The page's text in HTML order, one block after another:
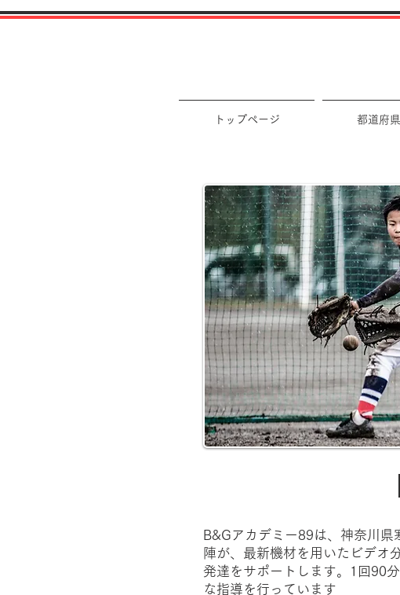
トップページ 都道府
B&Gアカデミー89は、神奈川
陣が、最新機材を用いたビデオ
発達をサポートします。1回90
な指導を行っています